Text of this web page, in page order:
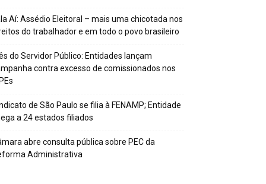
Aí: Assédio Eleitoral – mais uma chicotada nos
do trabalhador e em todo o povo brasileiro
do Servidor Público: Entidades lançam
contra excesso de comissionados nos
de São Paulo se filia à FENAMP; Entidade
a 24 estados filiados
abre consulta pública sobre PEC da
Administrativa